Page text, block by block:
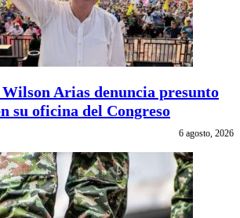
Arias denuncia presunto
su oficina del Congreso
6 agosto, 2026